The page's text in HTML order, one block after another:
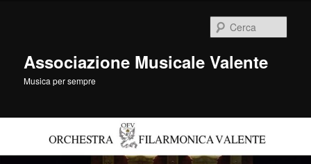
Associazione Musicale Valente
Musica per sempre